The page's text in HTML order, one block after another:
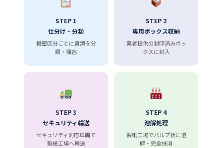
STEP 1
仕分け・分類
機密区分ごとに書類を分
類・梱包
STEP 2
専用ボックス収納
業者提供の封印済みボッ
クスに封入
STEP 3
セキュリティ輸送
セキュリティ対応車両で
製紙工場へ輸送
STEP 4
溶解処理
製紙工場でパルプ状に溶
解・完全抹消